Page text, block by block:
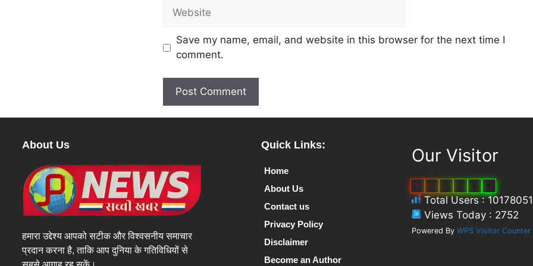
Save my name, email, and website in this browser for the next time I
comment.
About Us
हमारा उद्देश्य आपको सटीक और विश्वसनीय समाचार
प्रदान करना है, ताकि आप दुनिया के गतिविधियों से
Quick Links:
Home
About Us
Contact us
Privacy Policy
Disclaimer
Become an Author
Our Visitor
1 0 1 7
Total Users : 10178051
Views Today : 2752
Powered By WPS Visitor Counter